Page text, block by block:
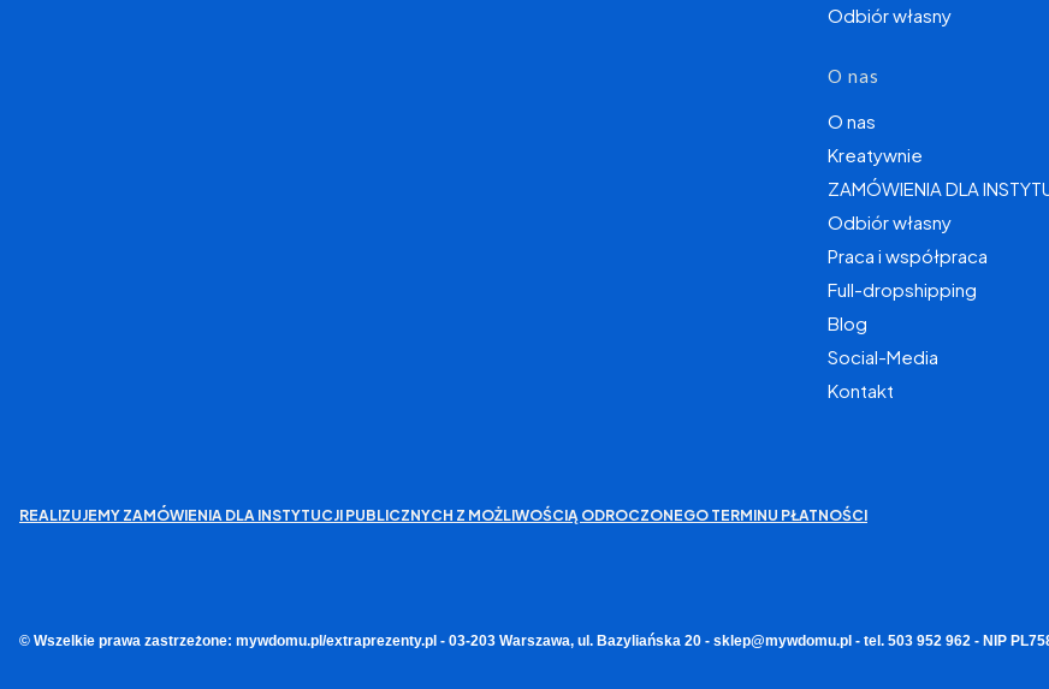
Odbiór własny
O nas
O nas
Kreatywnie
ZAMÓWIENIA DLA
Odbiór własny
Praca i współpraca
Full-dropshipping
Blog
Social-Media
Kontakt
REALIZUJEMY ZAMÓWIENIA DLA INSTYTUCJI PUBLICZNYCH Z MOŻLIWOŚCIĄ ODROCZONEGO TERMINU PŁATNOŚCI
© Wszelkie prawa zastrzeżone: mywdomu.pl/extraprezenty.pl - 03-203 Warszawa, ul. Bazyliańska 20 - sklep@mywdomu.pl - tel. 503 952 962 - NIP